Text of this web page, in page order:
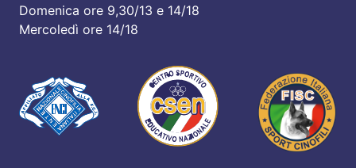
Domenica ore 9,30/13 e 14/18
Mercoledì ore 14/18